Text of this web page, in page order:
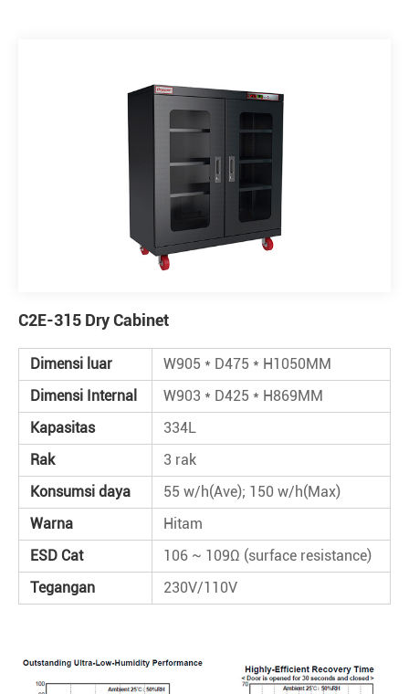
C2E-315 Dry Cabinet
Dimensi luar
W905 * D475 * H1050MM
Dimensi Internal
W903 * D425 * H869MM
Kapasitas
334L
Rak
3 rak
Konsumsi daya
55 w/h(Ave); 150 w/h(Max)
Warna
Hitam
ESD Cat
106 ~ 109Ω (surface resistance)
Tegangan
230V/110V